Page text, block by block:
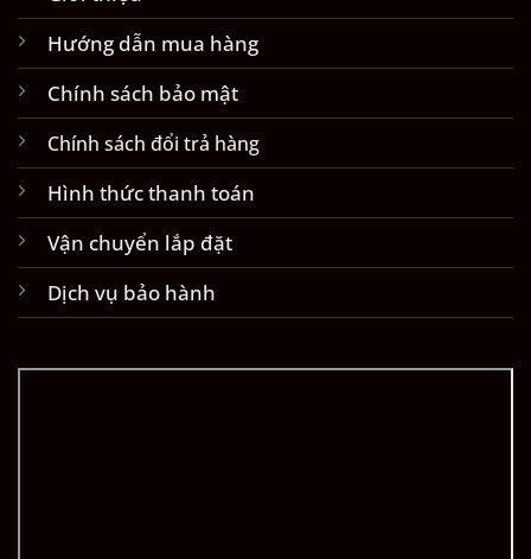
Hướng dẫn mua hàng
Chính sách bảo mật
Chính sách đổi trả hàng
Hình thức thanh toán
Vận chuyển lắp đặt
Dịch vụ bảo hành